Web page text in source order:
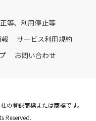
等、利用停止等
サービス利用規約
お問い合わせ
の登録商標または商標です。
Reserved.